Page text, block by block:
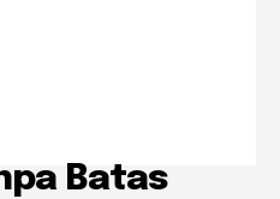
Batas